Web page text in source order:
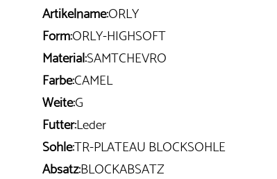
Artikelname:ORLY
Form:ORLY-HIGHSOFT
Material:SAMTCHEVRO
Farbe:CAMEL
Weite:G
Futter:Leder
Sohle:TR-PLATEAU BLOCKSOHLE
Absatz:BLOCKABSATZ